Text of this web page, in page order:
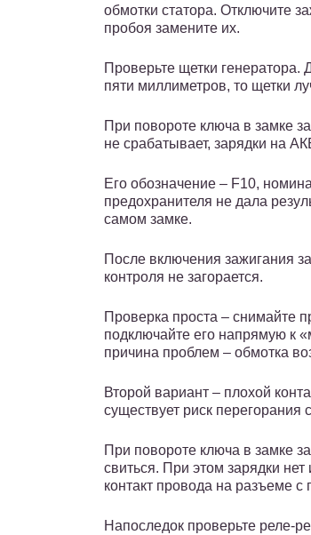
обмотки статора. Отключите
пробоя замените их.
Проверьте щетки генератора.
пяти миллиметров, то щетки
При повороте ключа в замке
не срабатывает, зарядки на
Его обозначение – F10,
предохранителя не дала
самом замке.
После включения зажигания
контроля не загорается.
Проверка проста – снимайте
подключайте его напрямую к
причина проблем – обмотка
Второй вариант – плохой
существует риск
При повороте ключа в замке
свиться. При этом зарядки
контакт провода на разъеме
Напоследок проверьте реле-